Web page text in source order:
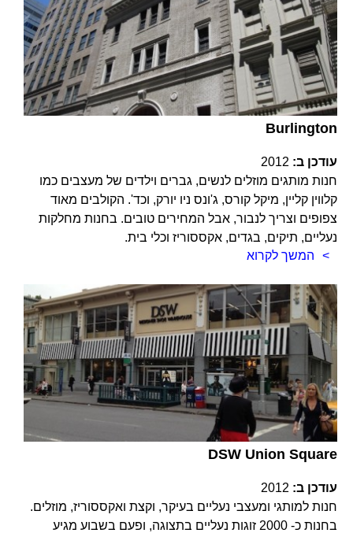
Burlington
עודכן ב: 2012
חנות מותגים מוזלים לנשים, גברים וילדים של מעצבים כמו
קלווין קליין, מיקל קורס, ג'ונס ניו יורק, וכד'. הקולבים מאוד
צפופים וצריך לנבור, אבל המחירים טובים. בחנות מחלקות
נעליים, תיקים, בגדים, אקססוריז וכלי בית.
המשך לקרוא
DSW Union Square
עודכן ב: 2012
חנות למותגי ומעצבי נעליים בעיקר, וקצת ואקססוריז, מוזלים.
בחנות כ- 2000 זוגות נעליים בתצוגה, ופעם בשבוע מגיע